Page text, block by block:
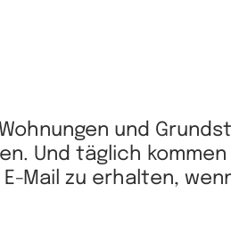
und
Und täglich
Mail zu erhalten,